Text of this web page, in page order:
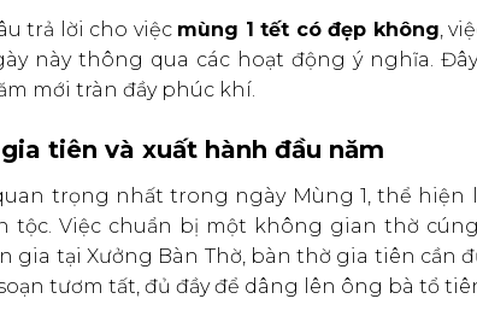
trả lời cho việc mùng 1 tết có đẹp không,
này thông qua các hoạt động ý nghĩa.
mới tràn đầy phúc khí.
tiên và xuất hành đầu năm
trọng nhất trong ngày Mùng 1, thể hiện
tộc. Việc chuẩn bị một không gian thờ
gia tại Xưởng Bàn Thờ, bàn thờ gia tiên cần
tươm tất, đủ đầy để dâng lên ông bà tổ